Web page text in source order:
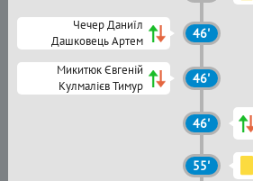
Чечер Даниїл
Дашковець Артем
46'
Микитюк Євгеній
Кулмалієв Тимур
46'
46'
55'